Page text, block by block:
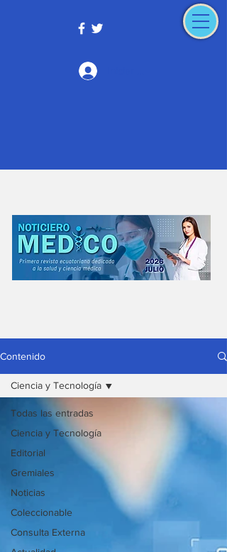
Contenido
Todas las entradas
Ciencia y Tecnología
Editorial
Gremiales
Noticias
Coleccionable
Consulta Externa
Ciencia y Tecnología